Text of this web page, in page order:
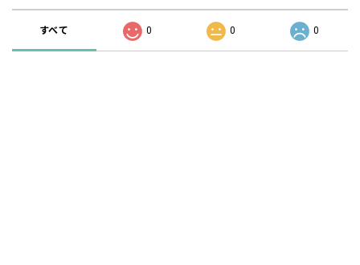
すべて 0 0 0